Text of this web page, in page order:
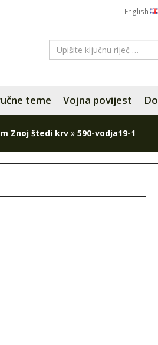
English
teme Vojna povijest
Znoj štedi krv » 590-vodja19-1